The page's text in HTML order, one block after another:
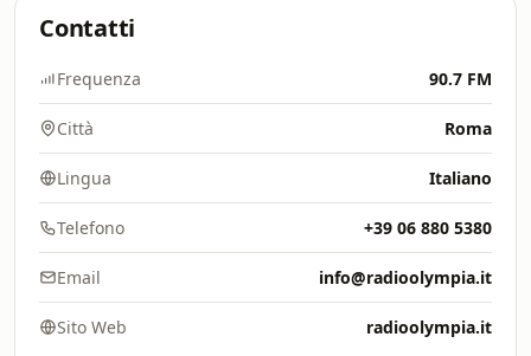
Contatti
Frequenza 90.7 FM
Città Roma
Lingua Italiano
Telefono +39 06 880 5380
Email info@radioolympia.it
Sito Web radioolympia.it